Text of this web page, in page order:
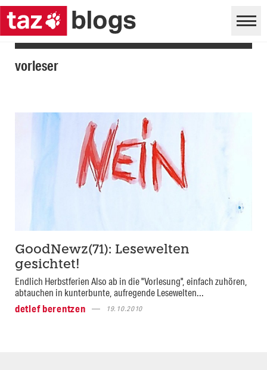
vorleser
GoodNewz(71): Lesewelten
gesichtet!
Endlich Herbstferien Also ab in die "Vorlesung", einfach zuhören,
abtauchen in kunterbunte, aufregende Lesewelten...
detlef berentzen
19.10.2010